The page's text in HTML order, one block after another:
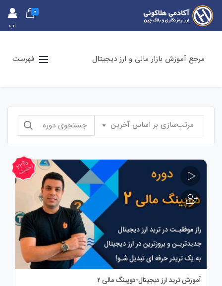
حس
اب
0
مرجع آموزش بازار مالی و ارز دیجیتال فهرست
مرتب‌سازی بر اساس آخرین
جستجو
برای:
22%
تخفیف
آموزش ترید ارز دیجیتال-دوپینگ مالی ۲